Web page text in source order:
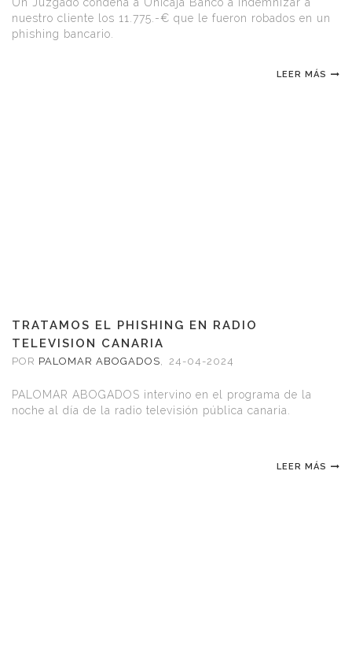
nuestro cliente los 11.775.-€ que le fueron robados en un
phishing bancario.
LEER MÁS
TRATAMOS EL PHISHING EN RADIO
TELEVISION CANARIA
POR PALOMAR ABOGADOS, 24-04-2024
PALOMAR ABOGADOS intervino en el programa de la
noche al día de la radio televisión pública canaria.
LEER MÁS